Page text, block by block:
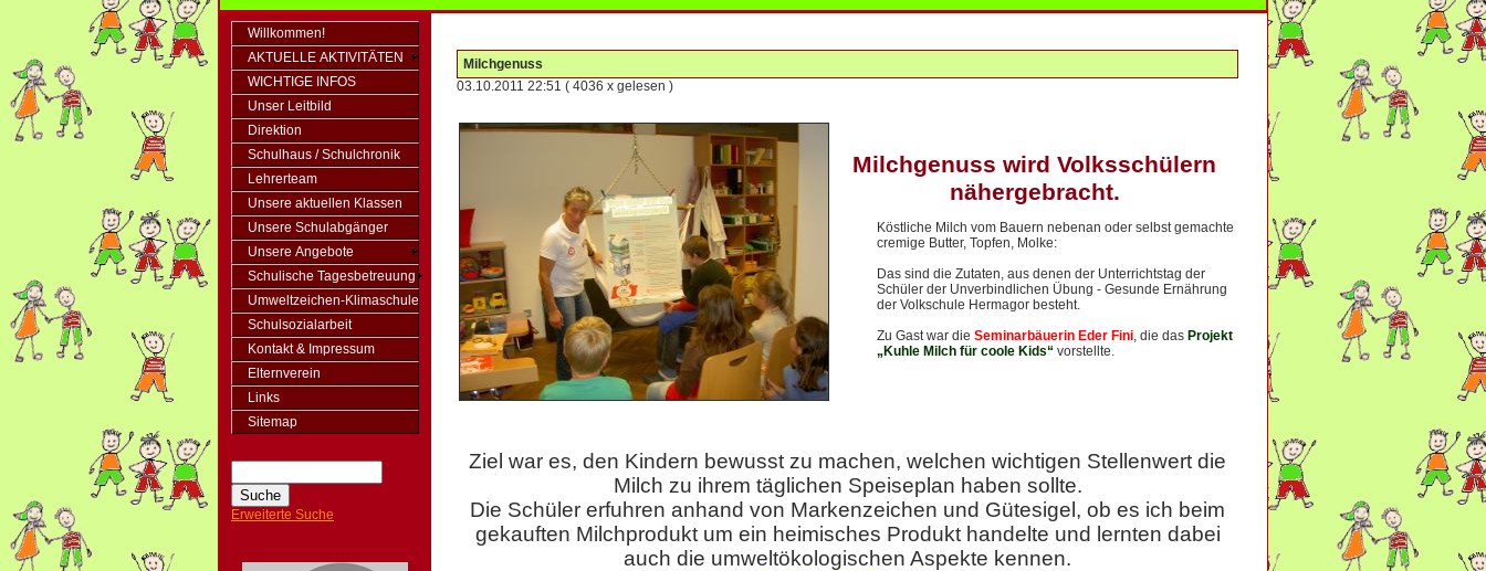
Willkommen!
AKTUELLE AKTIVITÄTEN
WICHTIGE INFOS
Unser Leitbild
Direktion
Schulhaus / Schulchronik
Lehrerteam
Unsere aktuellen Klassen
Unsere Schulabgänger
Unsere Angebote
Schulische Tagesbetreuung
Umweltzeichen-Klimaschule
Schulsozialarbeit
Kontakt & Impressum
Elternverein
Links
Sitemap
Erweiterte Suche
Milchgenuss
03.10.2011 22:51 ( 4036 x gelesen )
Milchgenuss wird Volksschülern
nähergebracht.
Köstliche Milch vom Bauern nebenan oder selbst gemachte
cremige Butter, Topfen, Molke:
Das sind die Zutaten, aus denen der Unterrichtstag der
Schüler der Unverbindlichen Übung - Gesunde Ernährung
der Volkschule Hermagor besteht.
Zu Gast war die Seminarbäuerin Eder Fini, die das Projekt
„Kuhle Milch für coole Kids“ vorstellte.
Ziel war es, den Kindern bewusst zu machen, welchen wichtigen Stellenwert die
Milch zu ihrem täglichen Speiseplan haben sollte.
Die Schüler erfuhren anhand von Markenzeichen und Gütesigel, ob es ich beim
gekauften Milchprodukt um ein heimisches Produkt handelte und lernten dabei
auch die umweltökologischen Aspekte kennen.